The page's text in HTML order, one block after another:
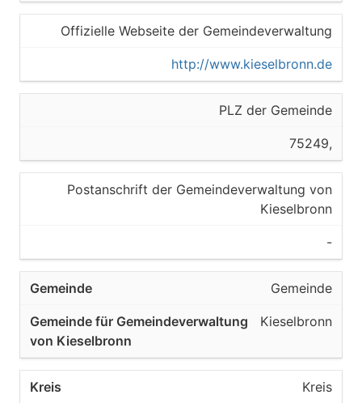
Offizielle Webseite der Gemeindeverwaltung
http://www.kieselbronn.de
PLZ der Gemeinde
75249,
Postanschrift der Gemeindeverwaltung von
Kieselbronn
-
Gemeinde
Kieselbronn
Kreis